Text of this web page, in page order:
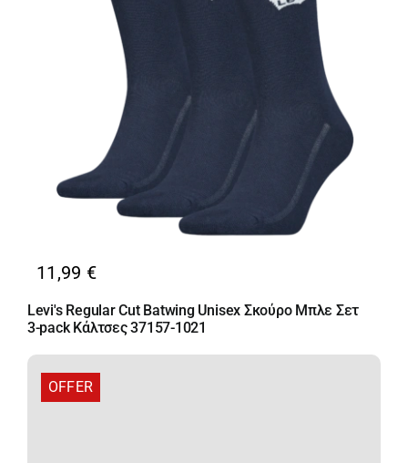
11,99 €
Levi's Regular Cut Batwing Unisex Σκούρο Μπλε Σετ
3-pack Κάλτσες 37157-1021
OFFER